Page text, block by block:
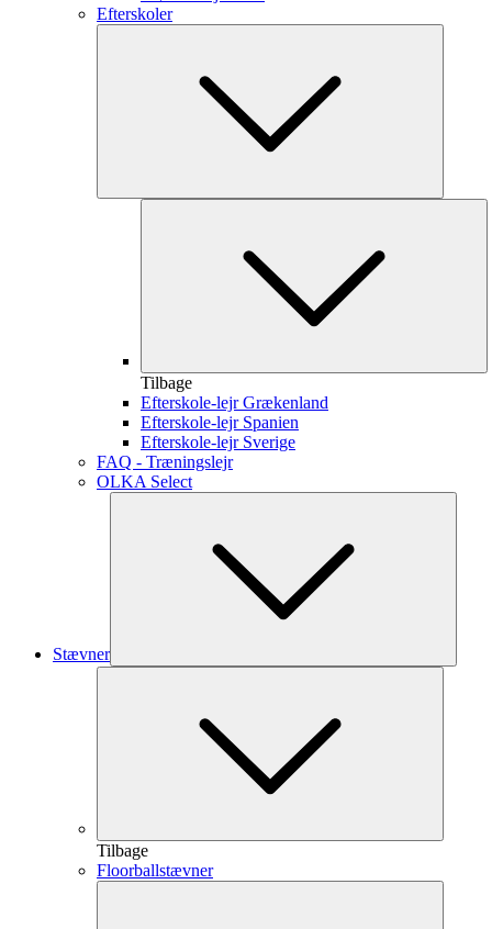
Efterskoler
Tilbage
Efterskole-lejr Grækenland
Efterskole-lejr Spanien
Efterskole-lejr Sverige
FAQ - Træningslejr
OLKA Select
Stævner
Tilbage
Floorballstævner